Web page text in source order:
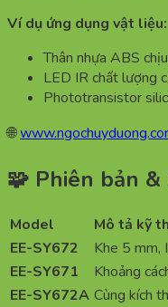
Ví dụ ứng dụng vật liệu:
Thân nhựa ABS
LED IR chất lượng
Phototransistor
🌐
🧩 Phiên bản &
Model
Mô tả kỹ
EE-SY672
Khe 5
EE-SY671
Khoảng
EE-SY672A Cùng kích